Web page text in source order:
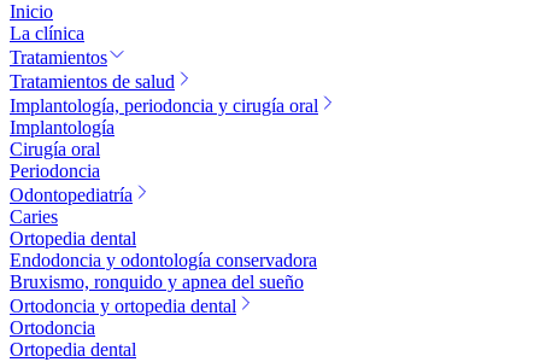
Inicio
La clínica
Tratamientos
Tratamientos de salud
Implantología, periodoncia y cirugía oral
Implantología
Cirugía oral
Periodoncia
Odontopediatría
Caries
Ortopedia dental
Endodoncia y odontología conservadora
Bruxismo, ronquido y apnea del sueño
Ortodoncia y ortopedia dental
Ortodoncia
Ortopedia dental